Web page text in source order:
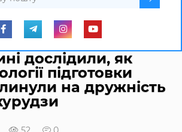
дослідили, як
підготовки
на дружність